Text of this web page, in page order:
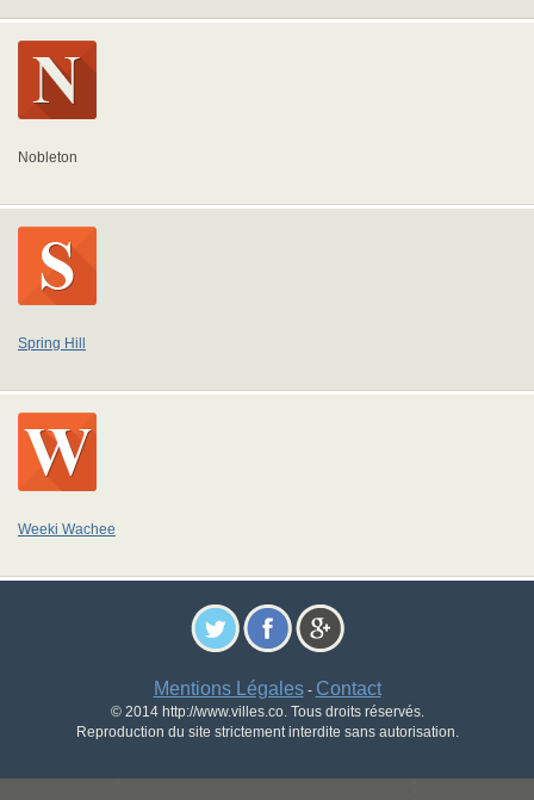
Nobleton
Spring Hill
Weeki Wachee
Mentions Légales- Contact
© 2014 http://www.villes.co. Tous droits réservés.
Reproduction du site strictement interdite sans autorisation.